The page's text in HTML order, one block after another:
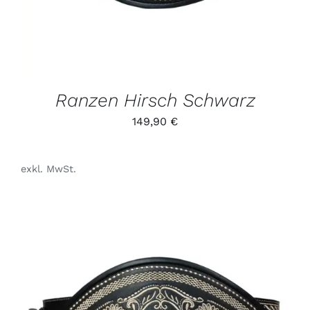
DIE
GEWÄHLT
WERDEN
Ranzen Hirsch Schwarz
149,90 €
exkl. MwSt.